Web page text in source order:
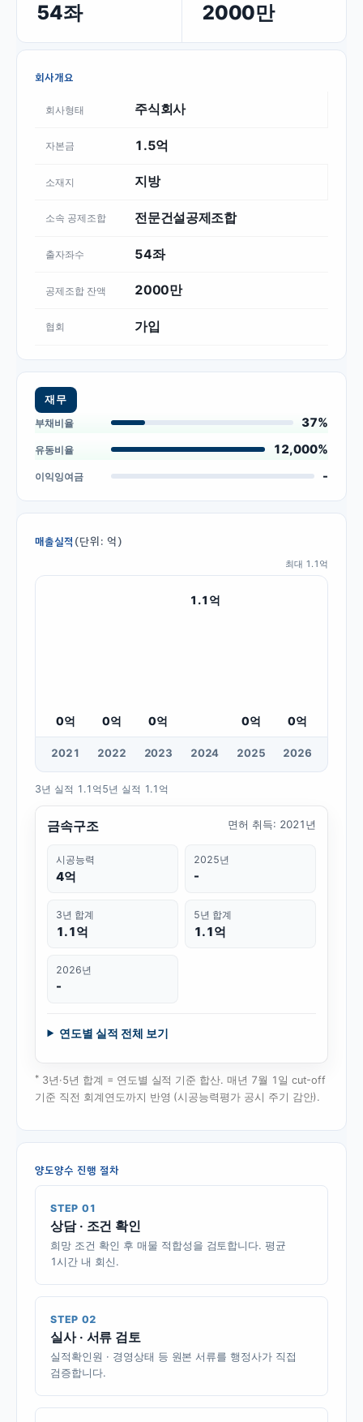
54좌 2000만
회사개요
회사형태 주식회사
자본금 1.5억
소재지 지방
소속 공제조합 전문건설공제조합
출자좌수 54좌
공제조합 잔액 2000만
협회 가입
재무
부채비율
37%
유동비율 12,000%
이익잉여금 -
매출실적 (단위: 억)
최대 1.1 억
0억 0억 0억
1.1 억
0억 0억
2021 2022 2023 2024 2025 2026
3년 실적 1.1억 5년 실적 1.1억
금속구조 면허 취득: 2021년
시공능력
4억
2025년
-
3년 합계
1.1억
5년 합계
1.1억
2026년
-
연도별 실적 전체 보기
* 3년·5년 합계 = 연도별 실적 기준 합산. 매년 7월 1일 cut-off
기준 직전 회계연도까지 반영 (시공능력평가 공시 주기 감안).
양도양수 진행 절차
STEP 01
상담 · 조건 확인
희망 조건 확인 후 매물 적합성을 검토합니다. 평균
1시간 내 회신.
STEP 02
실사 · 서류 검토
실적확인원 · 경영상태 등 원본 서류를 행정사가 직접
검증합니다.